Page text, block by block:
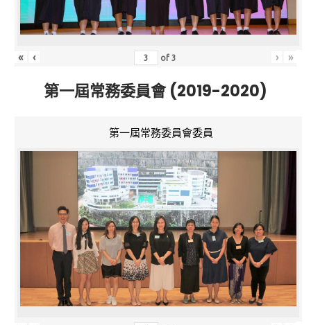
« ‹ of3 › »
第一屆常務委員會 (2019-2020)
第一屆常務委員會委員